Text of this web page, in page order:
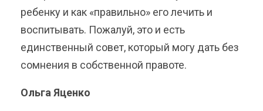
ребенку и как «правильно» его лечить и
воспитывать. Пожалуй, это и есть
единственный совет, который могу дать без
сомнения в собственной правоте.
Ольга Яценко